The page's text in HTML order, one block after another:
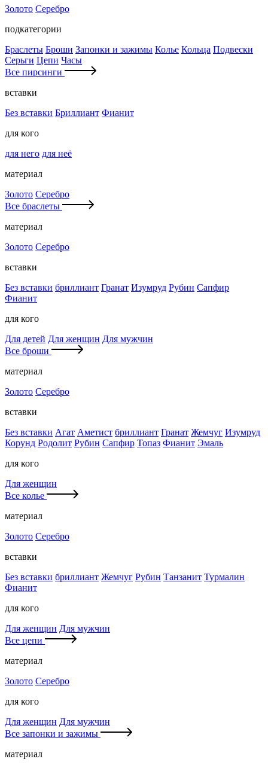
Золото Серебро
подкатегории
Браслеты Броши Запонки и зажимы Колье Кольца Подвески
Серьги Цепи Часы
Все пирсинги
вставки
Без вставки Бриллиант Фианит
для кого
для него для неё
материал
Золото Серебро
Все браслеты
материал
Золото Серебро
вставки
Без вставки бриллиант Гранат Изумруд Рубин Сапфир
Фианит
для кого
Для детей Для женщин Для мужчин
Все броши
материал
Золото Серебро
вставки
Без вставки Агат Аметист бриллиант Гранат Жемчуг Изумруд
Корунд Родолит Рубин Сапфир Топаз Фианит Эмаль
для кого
Для женщин
Все колье
материал
Золото Серебро
вставки
Без вставки бриллиант Жемчуг Рубин Танзанит Турмалин
Фианит
для кого
Для женщин Для мужчин
Все цепи
материал
Золото Серебро
для кого
Для женщин Для мужчин
Все запонки и зажимы
материал